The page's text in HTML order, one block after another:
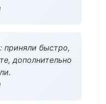
приняли быстро,
дополнительно